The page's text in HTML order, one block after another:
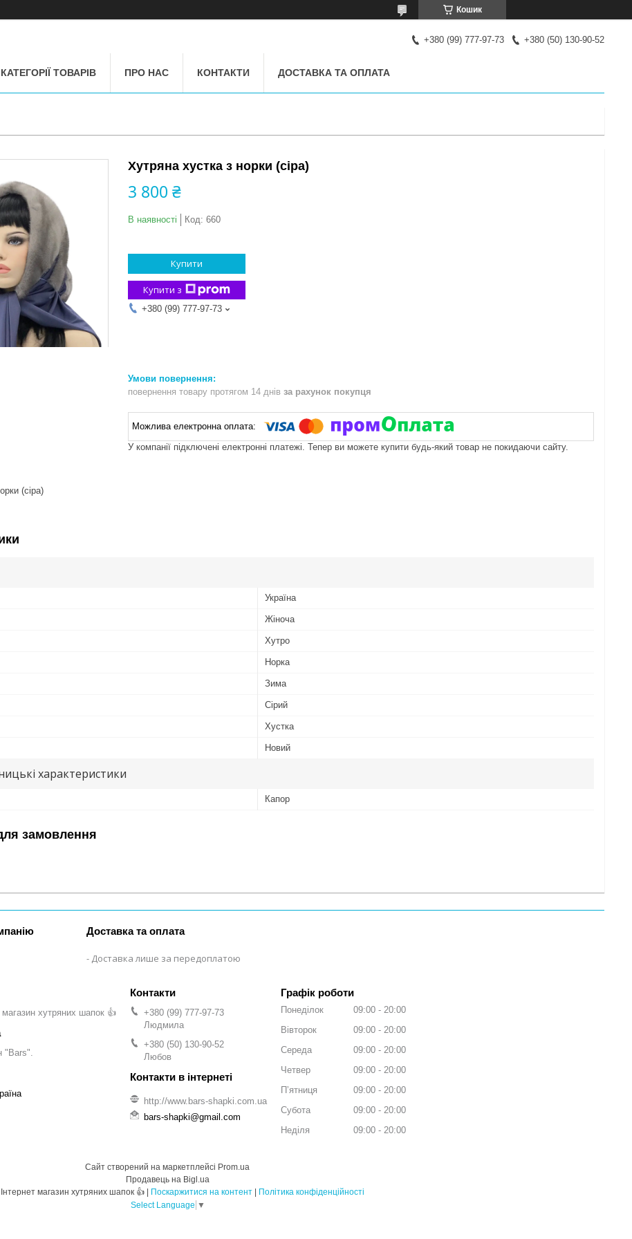
Кошик
+380 (99) 777-97-73 +380 (50) 130-90-52
КАТЕГОРІЇ ТОВАРІВ ПРО НАС КОНТАКТИ ДОСТАВКА ТА ОПЛАТА
Хутряна хустка з норки (сіра)
3 800 ₴
В наявності Код: 660
Купити
Купити з
+380 (99) 777-97-73
повернення товару протягом 14 днів за рахунок покупця
У компанії підключені електронні платежі. Тепер ви можете купити будь-який товар не покидаючи сайту.
(сіра)
Україна
Жіноча
Хутро
Норка
Зима
Сірий
Хустка
Новий
характеристики
Капор
замовлення
Доставка та оплата
Доставка лише за передоплатою
магазин хутряних шапок 👍
"Bars".
+380 (99) 777-97-73
Людмила
+380 (50) 130-90-52
Любов
http://www.bars-shapki.com.ua
bars-shapki@gmail.com
Графік роботи
Понеділок 09:00
20:00
Вівторок
09:00
20:00
Середа
09:00
20:00
Четвер
09:00
20:00
Пʼятниця
09:00
20:00
Субота
09:00
20:00
Неділя
09:00 20:00
Сайт створений на маркетплейсі Prom.ua
Продавець на Bigl.ua
Поскаржитися на контент
Політика конфіденційності
Select Language ▼